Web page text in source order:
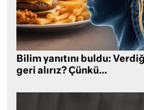
Bilim yanıtını buldu:
geri alırız? Çünkü…